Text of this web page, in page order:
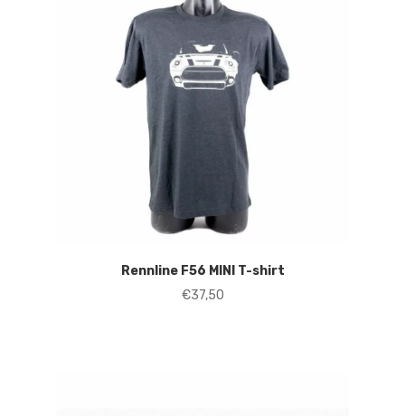
Rennline F56 MINI T-shirt
€37,50